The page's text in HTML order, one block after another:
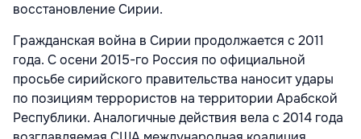
восстановление Сирии.
Гражданская война в Сирии продолжается с 2011
года. С осени 2015-го Россия по официальной
просьбе сирийского правительства наносит удары
по позициям террористов на территории Арабской
Республики. Аналогичные действия вела с 2014 года